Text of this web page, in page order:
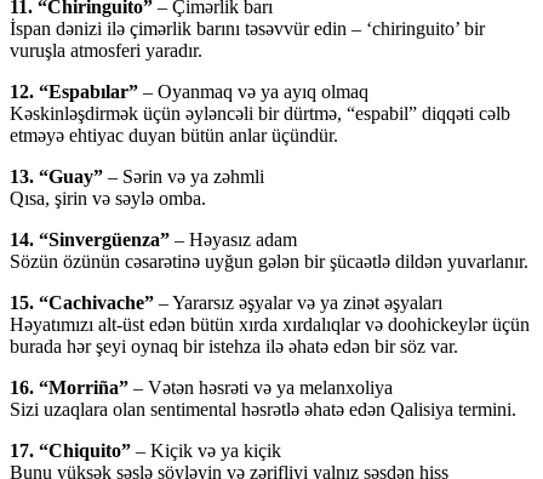
11. “Chiringuito” – Çimərlik barı
İspan dənizi ilə çimərlik barını təsəvvür edin – ‘chiringuito’ bir
vuruşla atmosferi yaradır.
12. “Espabılar” – Oyanmaq və ya ayıq olmaq
Kəskinləşdirmək üçün əyləncəli bir dürtmə, “espabil” diqqəti cəlb
etməyə ehtiyac duyan bütün anlar üçündür.
13. “Guay” – Sərin və ya zəhmli
Qısa, şirin və səylə omba.
14. “Sinvergüenza” – Həyasız adam
Sözün özünün cəsarətinə uyğun gələn bir şücaətlə dildən yuvarlanır.
15. “Cachivache” – Yararsız əşyalar və ya zinət əşyaları
Həyatımızı alt-üst edən bütün xırda xırdalıqlar və doohickeylər üçün
burada hər şeyi oynaq bir istehza ilə əhatə edən bir söz var.
16. “Morriña” – Vətən həsrəti və ya melanxoliya
Sizi uzaqlara olan sentimental həsrətlə əhatə edən Qalisiya termini.
17. “Chiquito” – Kiçik və ya kiçik
Bunu yüksək səslə söyləyin və zərifliyi yalnız səsdən hiss